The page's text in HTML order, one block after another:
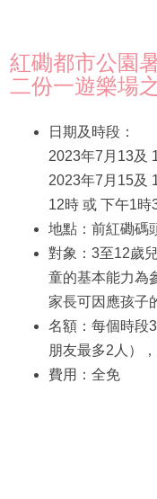
紅磡都市公園
二份一遊樂場
日期及時段：
2023年7月13及
2023年7月15及
12時 或 下午1
地點：前紅磡碼
對象：3至12歲
童的基本能力為
家長可因應孩子
名額：每個時段
朋友最多2人）
費用：全免